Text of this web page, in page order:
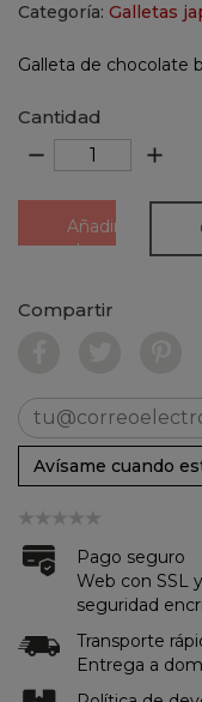
Categoría: Galletas
Galleta de chocolate
Cantidad
remove add
Añadir
al
Compartir
Avísame cuando
Pago seguro
Web con SSL
seguridad
Transporte
Entrega a